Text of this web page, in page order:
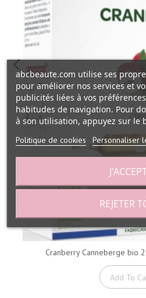
Cranberry Canneberge bio
Add To
abcbeaute.com utilise ses
pour améliorer nos services et
publicités liées à vos
habitudes de navigation. Pour
à son utilisation, appuyez sur le
Politique de cookies Personnaliser
REJETER